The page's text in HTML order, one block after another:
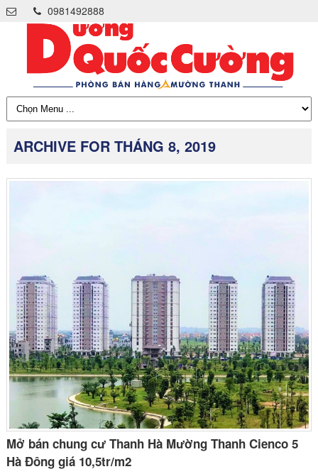
0981492888
ARCHIVE FOR THÁNG 8, 2019
Mở bán chung cư Thanh Hà Mường Thanh Cienco 5
Hà Đông giá 10,5tr/m2